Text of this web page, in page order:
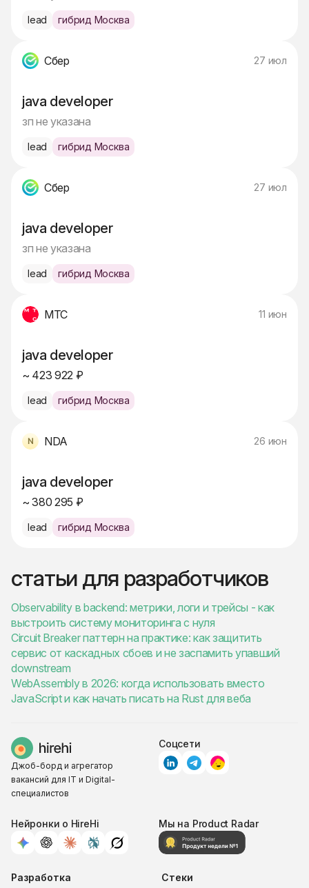
lead гибрид Москва
Сбер 27 июл
java developer
зп не указана
lead гибрид Москва
Сбер 27 июл
java developer
зп не указана
lead гибрид Москва
МТС 11 июн
java developer
~ 423 922 ₽
lead гибрид Москва
NDA 26 июн
java developer
~ 380 295 ₽
lead гибрид Москва
статьи для разработчиков
Observability в backend: метрики, логи и трейсы - как
выстроить систему мониторинга с нуля
Circuit Breaker паттерн на практике: как защитить
сервис от каскадных сбоев и не заспамить упавший
downstream
WebAssembly в 2026: когда использовать вместо
JavaScript и как начать писать на Rust для веба
Джоб-борд и агрегатор
вакансий для IT и Digital-
специалистов
Соцсети
Нейронки о HireHi Мы на Product Radar
Разработка Стеки